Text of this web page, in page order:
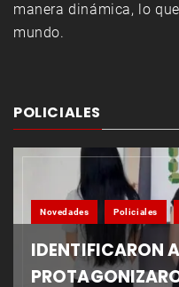
manera dinámica, lo
mundo.
POLICIALES
Novedades Policiales
IDENTIFICARON